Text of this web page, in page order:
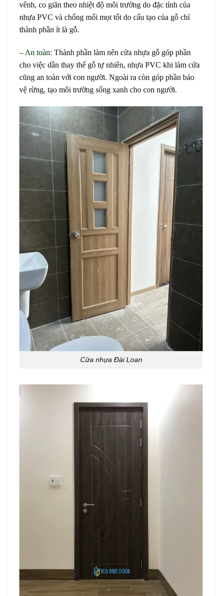
vênh, co giãn theo nhiệt độ môi trường do đặc tính của
nhựa PVC và chống mối mọt tốt do cấu tạo của gỗ chỉ
thành phần ít là gỗ.
– An toàn: Thành phần làm nên cửa nhựa gỗ góp phần
cho việc dần thay thế gỗ tự nhiên, nhựa PVC khi làm cửa
cũng an toàn với con người. Ngoài ra còn góp phần bảo
vệ rừng, tạo môi trường sống xanh cho con người.
Cửa nhựa Đài Loan